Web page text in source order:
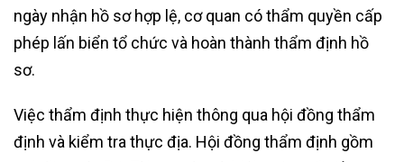
ngày nhận hồ sơ hợp lệ, cơ quan có thẩm quyền cấp
phép lấn biển tổ chức và hoàn thành thẩm định hồ
sơ.
Việc thẩm định thực hiện thông qua hội đồng thẩm
định và kiểm tra thực địa. Hội đồng thẩm định gồm